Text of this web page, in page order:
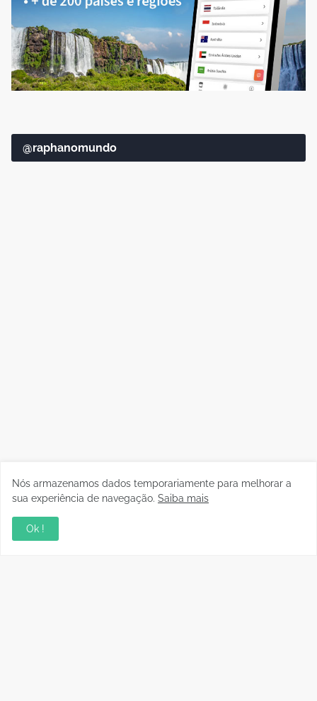
@raphanomundo
Nós armazenamos dados temporariamente para melhorar a
sua experiência de navegação. Saiba mais
Ok !